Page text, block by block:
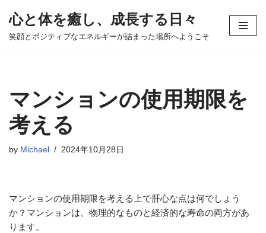
コ
へ
ス
キ
ッ
心と体を癒し、成長する日々
笑顔とポジティブなエネルギーが詰まった場所へようこそ
マンションの使用期限を
考える
by Michael 2024年10月28日
マンションの使用期限を考える上で肝心な点は何でしょう
か？マンションは、物理的なものと経済的な寿命の両方があ
ります。